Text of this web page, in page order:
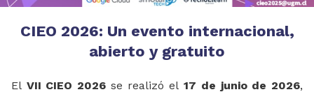
CIEO 2026: Un evento internacional,
abierto y gratuito
El VII CIEO 2026 se realizó el 17 de junio de 2026,